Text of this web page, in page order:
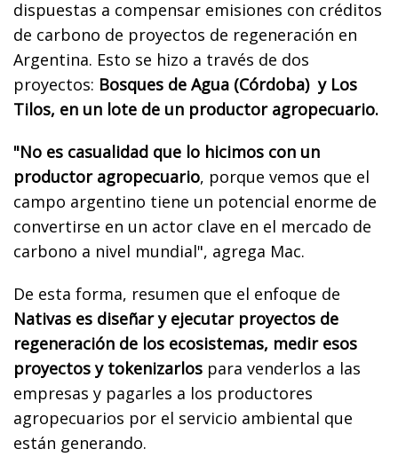
dispuestas a compensar emisiones con créditos
de carbono de proyectos de regeneración en
Argentina. Esto se hizo a través de dos
proyectos: Bosques de Agua (Córdoba) y Los
Tilos, en un lote de un productor agropecuario.
"No es casualidad que lo hicimos con un
productor agropecuario, porque vemos que el
campo argentino tiene un potencial enorme de
convertirse en un actor clave en el mercado de
carbono a nivel mundial", agrega Mac.
De esta forma, resumen que el enfoque de
Nativas es diseñar y ejecutar proyectos de
regeneración de los ecosistemas, medir esos
proyectos y tokenizarlos para venderlos a las
empresas y pagarles a los productores
agropecuarios por el servicio ambiental que
están generando.